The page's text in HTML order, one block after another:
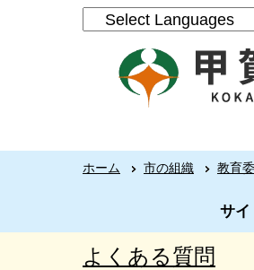
ホーム 市の組織 教育
サイ
よくある質問